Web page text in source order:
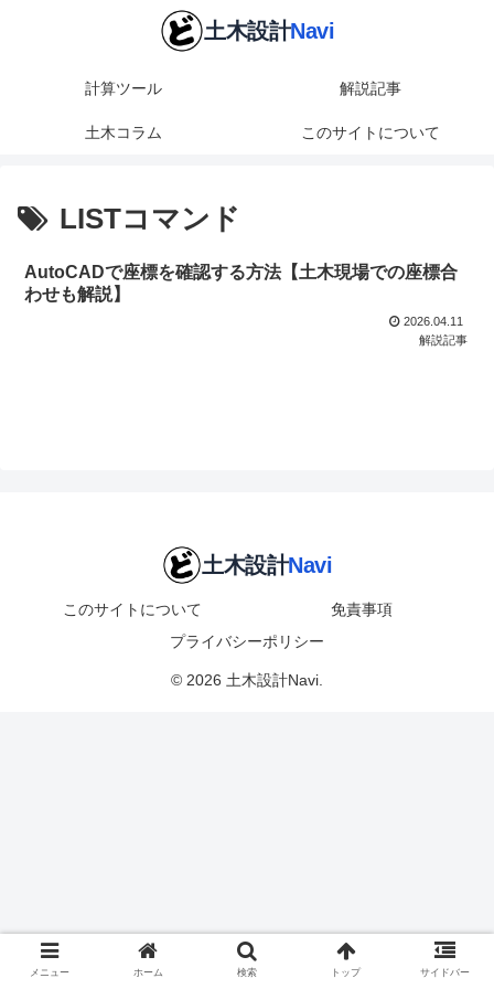
計算ツール 解説記事
土木コラム このサイトについて
LISTコマンド
AutoCADで座標を確認する方法【土木現場での座標合
わせも解説】
2026.04.11
解説記事
このサイトについて
免責事項
プライバシーポリシー
© 2026 土木設計Navi.
メニュー ホーム 検索 トップ サイドバー